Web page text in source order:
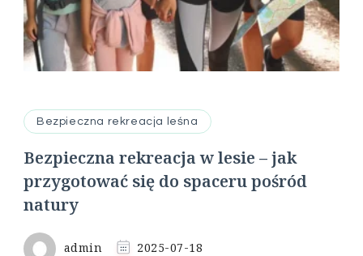
Bezpieczna rekreacja leśna
Bezpieczna rekreacja w lesie – jak
przygotować się do spaceru pośród
natury
admin 2025-07-18